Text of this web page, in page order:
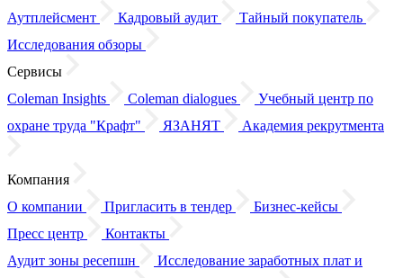
Аутплейсмент
Кадровый аудит
Тайный покупатель
Исследования обзоры
Сервисы
Coleman Insights
Coleman dialogues
Учебный центр по
охране труда "Крафт"
ЯЗАНЯТ Академия рекрутмента
Компания
О компании
Пригласить в тендер
Бизнес-кейсы
Пресс центр
Контакты
Аудит зоны ресепшн
Исследование заработных плат и